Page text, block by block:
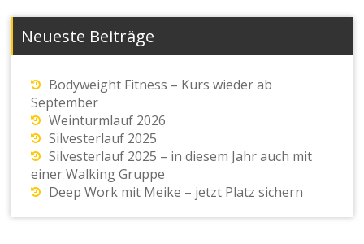
Neueste Beiträge
Bodyweight Fitness – Kurs wieder ab
September
Weinturmlauf 2026
Silvesterlauf 2025
Silvesterlauf 2025 – in diesem Jahr auch mit
einer Walking Gruppe
Deep Work mit Meike – jetzt Platz sichern